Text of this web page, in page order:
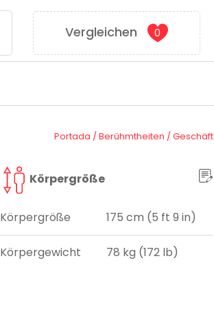
Vergleichen 0
Portada /Berühmtheiten /Geschäft
Körpergröße
Körpergröße 175 cm (5 ft 9 in)
Körpergewicht 78 kg (172 lb)